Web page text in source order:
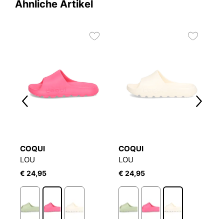
Ähnliche Artikel
COQUI
LOU
€ 24,95
COQUI
LOU
€ 24,95